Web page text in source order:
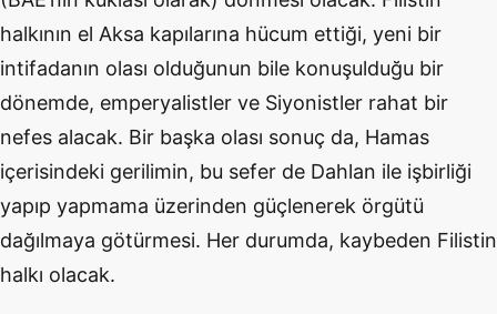
halkının el Aksa kapılarına hücum ettiği, yeni bir
intifadanın olası olduğunun bile konuşulduğu bir
dönemde, emperyalistler ve Siyonistler rahat bir
nefes alacak. Bir başka olası sonuç da, Hamas
içerisindeki gerilimin, bu sefer de Dahlan ile işbirliği
yapıp yapmama üzerinden güçlenerek örgütü
dağılmaya götürmesi. Her durumda, kaybeden Filistin
halkı olacak.